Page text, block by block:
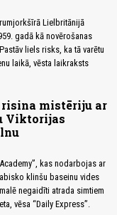
Lielbritānijā
gadā kā novērošanas
liels risks, ka tā varētu
laikā, vēsta laikraksts
risina mistēriju ar
Viktorijas
kas nodarbojas ar
klinšu baseinu vides
negaidīti atrada simtiem
vēsa “Daily Express”.